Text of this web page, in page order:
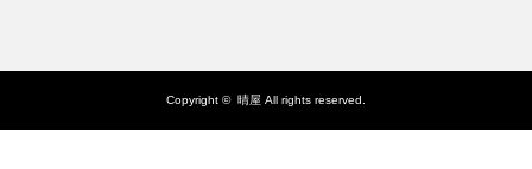
Copyright © 晴屋 All rights reserved.